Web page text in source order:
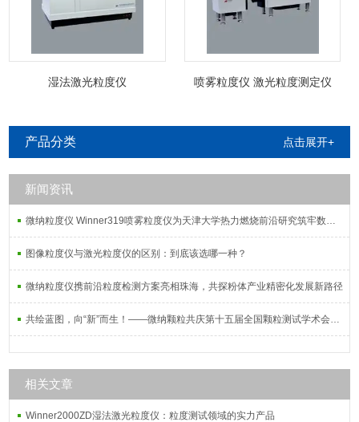
湿法激光粒度仪 喷雾粒度仪 激光粒度测定仪
产品分类 点击展开+
新闻资讯
微纳粒度仪 Winner319喷雾粒度仪为天津大学热力燃烧前沿研究筑牢数据根基
图像粒度仪与激光粒度仪的区别：到底该选哪一种？
微纳粒度仪携前沿粒度检测方案亮相珠海，共探粉体产业精密化发展新路径
共绘蓝图，向“新”而生！——微纳颗粒共庆第十五届全国颗粒测试学术会议暨2025全国粉体测试技术应用研讨会
相关文章
Winner2000ZD湿法激光粒度仪：粒度测试领域的实力产品